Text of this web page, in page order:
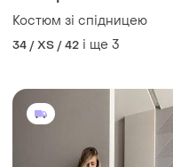
Костюм зі спідницею
34 / XS / 42 і ще 3